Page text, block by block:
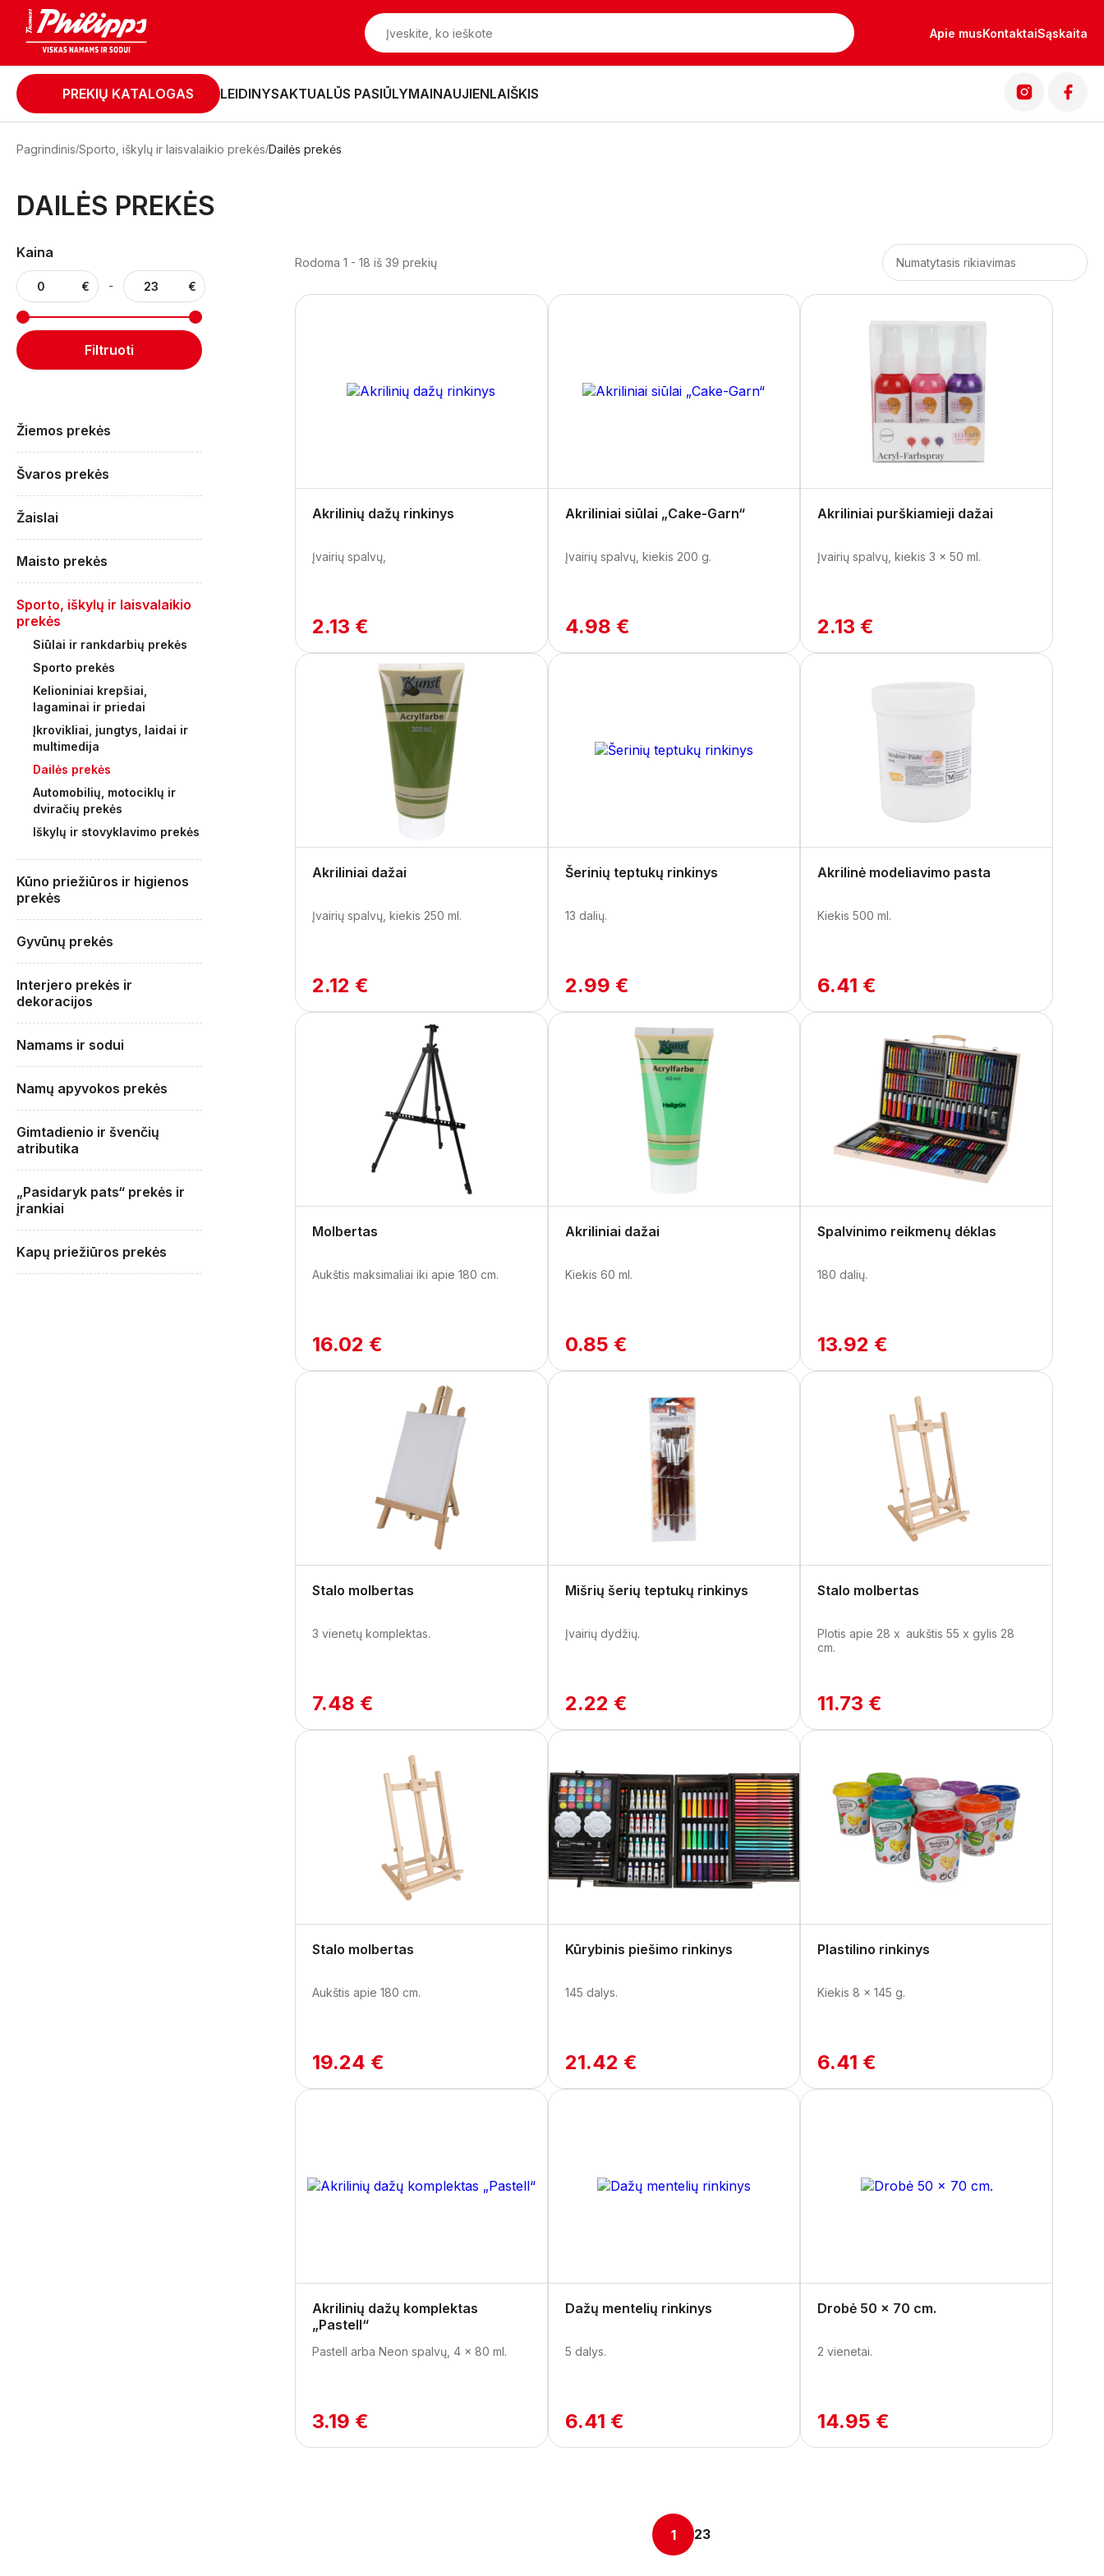
Apie musKontaktaiSąskaita
PREKIŲ KATALOGAS LEIDINYSAKTUALŪS PASIŪLYMAINAUJIENLAIŠKIS
Pagrindinis Sporto, iškylų ir laisvalaikio prekės Dailės prekės
DAILĖS PREKĖS
Kaina
-
Filtruoti
Žiemos prekės
Švaros prekės
Žaislai
Maisto prekės
Sporto, iškylų ir laisvalaikio
prekės
Siūlai ir rankdarbių prekės
Sporto prekės
Kelioniniai krepšiai,
lagaminai ir priedai
Įkrovikliai, jungtys, laidai ir
multimedija
Dailės prekės
Automobilių, motociklų ir
dviračių prekės
Iškylų ir stovyklavimo prekės
Kūno priežiūros ir higienos
prekės
Gyvūnų prekės
Interjero prekės ir
dekoracijos
Namams ir sodui
Namų apyvokos prekės
Gimtadienio ir švenčių
atributika
„Pasidaryk pats“ prekės ir
įrankiai
Kapų priežiūros prekės
Rodoma 1 - 18 iš 39 prekių
Akrilinių dažų rinkinys
Įvairių spalvų,
2.13 €
Akriliniai siūlai „Cake-Garn“
Įvairių spalvų, kiekis 200 g.
4.98 €
Akriliniai purškiamieji dažai
Įvairių spalvų, kiekis 3 x 50 ml.
2.13 €
Akriliniai dažai
Įvairių spalvų, kiekis 250 ml.
2.12 €
Šerinių teptukų rinkinys
13 dalių.
2.99 €
Akrilinė modeliavimo pasta
Kiekis 500 ml.
6.41 €
Molbertas
Aukštis maksimaliai iki apie 180 cm.
16.02 €
Akriliniai dažai
Kiekis 60 ml.
0.85 €
Spalvinimo reikmenų dėklas
180 dalių.
13.92 €
Stalo molbertas
3 vienetų komplektas.
7.48 €
Mišrių šerių teptukų rinkinys
Įvairių dydžių.
2.22 €
Stalo molbertas
Plotis apie 28 x aukštis 55 x gylis 28
cm.
11.73 €
Stalo molbertas
Aukštis apie 180 cm.
19.24 €
Kūrybinis piešimo rinkinys
145 dalys.
21.42 €
Plastilino rinkinys
Kiekis 8 x 145 g.
6.41 €
Akrilinių dažų komplektas
„Pastell“
Pastell arba Neon spalvų, 4 x 80 ml.
3.19 €
Dažų mentelių rinkinys
5 dalys.
6.41 €
Drobė 50 x 70 cm.
2 vienetai.
14.95 €
1 23